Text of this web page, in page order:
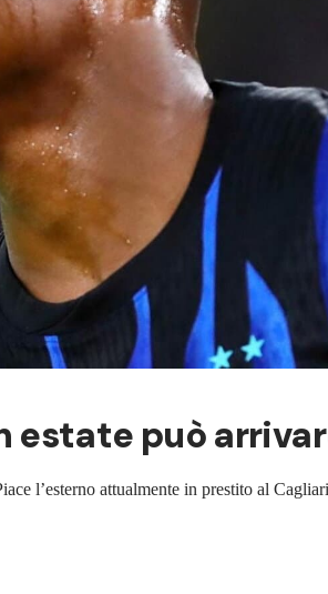
estate può
l’esterno attualmente in prestito al Cagliari